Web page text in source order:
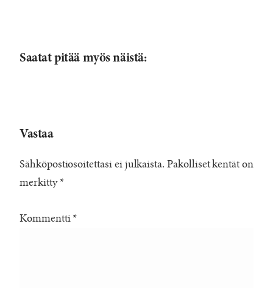
Saatat pitää myös näistä:
Vastaa
Sähköpostiosoitettasi ei julkaista. Pakolliset kentät on
merkitty *
Kommentti *